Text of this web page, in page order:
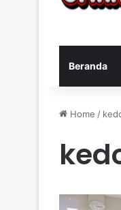
Beranda
Home /